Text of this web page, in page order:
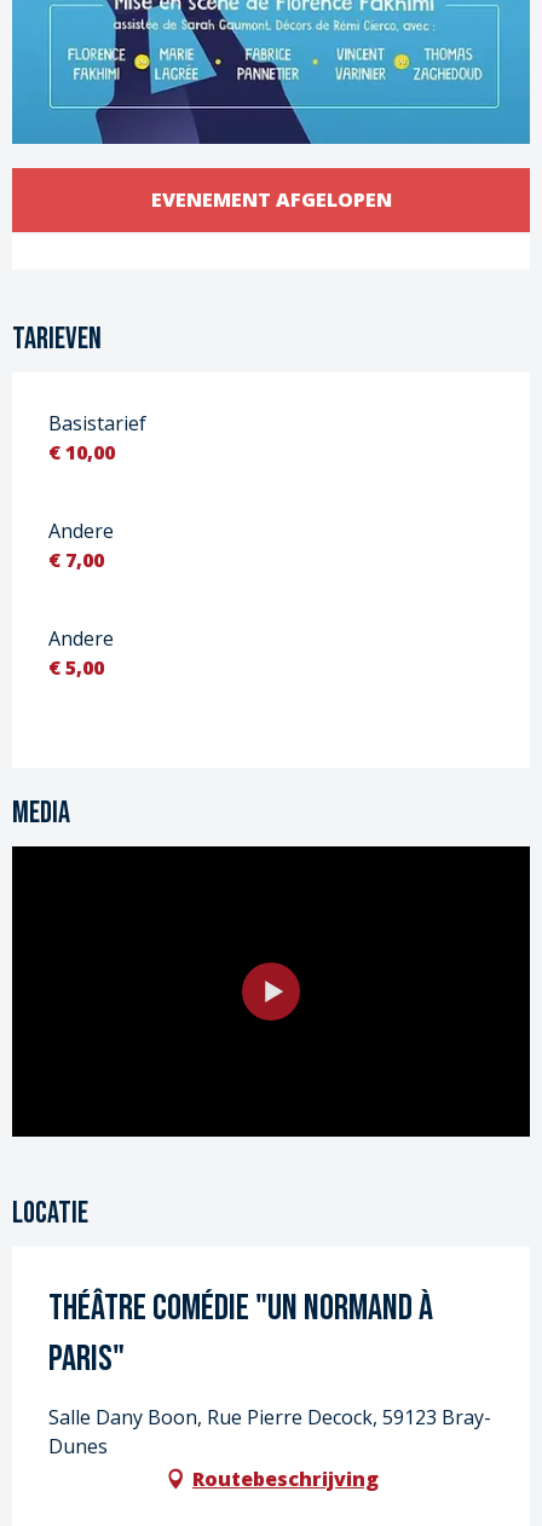
Openingstijden en
EVENEMENT AFGELOPEN
Tarieven
Basistarief
€ 10,00
Andere
€ 7,00
Andere
€ 5,00
Media
Locatie
Théâtre Comédie "Un Normand à
Paris"
Salle Dany Boon, Rue Pierre Decock, 59123 Bray-
Dunes
Routebeschrijving